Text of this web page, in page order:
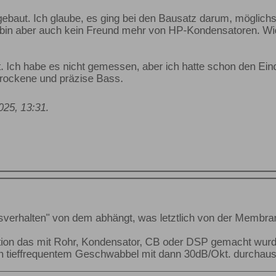
Ich glaube, es ging bei den Bausatz darum,
aber auch kein Freund mehr von HP-Kondensatoren.
Ich habe es nicht gemessen, aber ich hatte schon den
und präzise Bass.
13:31.
von dem abhängt, was letztlich von der
das mit Rohr, Kondensator, CB oder DSP gemacht
tieffrequentem Geschwabbel mit dann 30dB/Okt.